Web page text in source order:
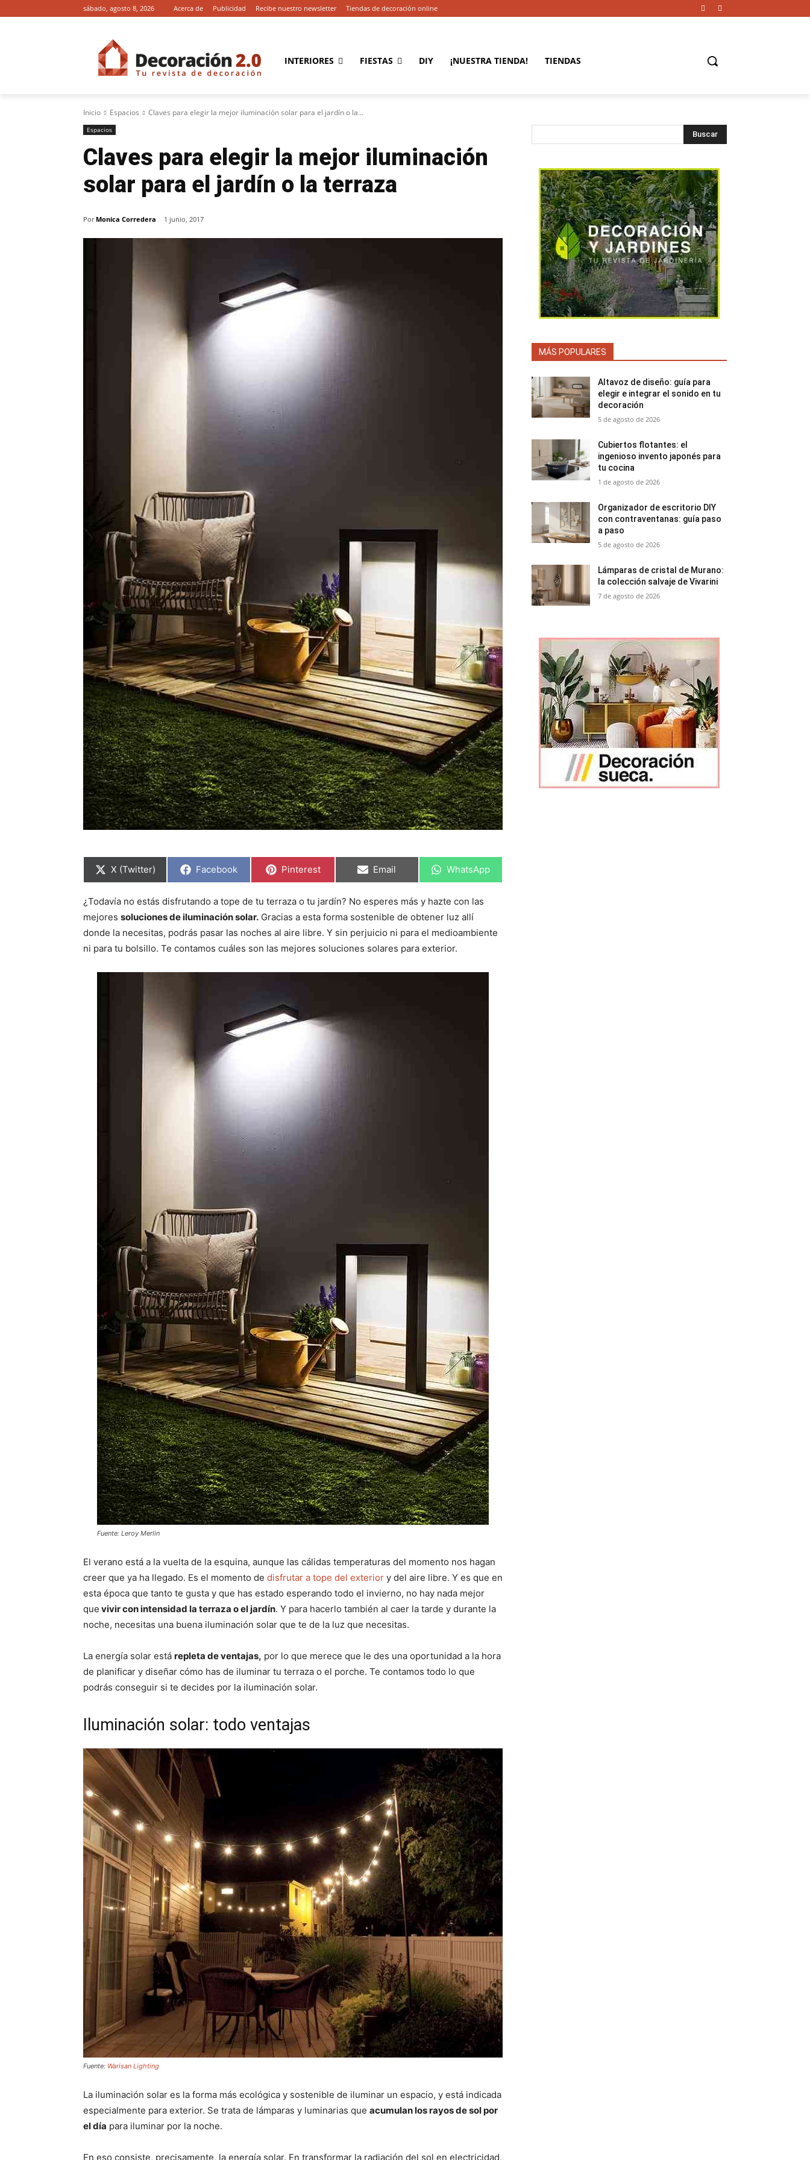
sábado, agosto 8, 2026 Acerca de Publicidad Recibe nuestro newsletter Tiendas de decoración online
INTERIORES FIESTAS DIY ¡NUESTRA TIENDA! TIENDAS
Inicio Espacios Claves para elegir la mejor iluminación solar para el jardín o la...
Espacios
Claves para elegir la mejor iluminación
solar para el jardín o la terraza
Por Monica Corredera 1 junio, 2017
C
p
a
r
t
e
X (Twitter) C
a
r
t
i
e
Facebook C
a
r
t
i
e
Pinterest C
a
r
t
i
e
Email C
a
r
t
i
e
WhatsApp
¿Todavía no estás disfrutando a tope de tu terraza o tu jardín? No esperes más y hazte con las
mejores soluciones de iluminación solar. Gracias a esta forma sostenible de obtener luz allí
donde la necesitas, podrás pasar las noches al aire libre. Y sin perjuicio ni para el medioambiente
ni para tu bolsillo. Te contamos cuáles son las mejores soluciones solares para exterior.
Fuente: Leroy Merlin
El verano está a la vuelta de la esquina, aunque las cálidas temperaturas del momento nos hagan
creer que ya ha llegado. Es el momento de disfrutar a tope del exterior y del aire libre. Y es que en
esta época que tanto te gusta y que has estado esperando todo el invierno, no hay nada mejor
que vivir con intensidad la terraza o el jardín. Y para hacerlo también al caer la tarde y durante la
noche, necesitas una buena iluminación solar que te de la luz que necesitas.
La energía solar está repleta de ventajas, por lo que merece que le des una oportunidad a la hora
de planificar y diseñar cómo has de iluminar tu terraza o el porche. Te contamos todo lo que
podrás conseguir si te decides por la iluminación solar.
Iluminación solar: todo ventajas
Fuente: Warisan Lighting
La iluminación solar es la forma más ecológica y sostenible de iluminar un espacio, y está indicada
especialmente para exterior. Se trata de lámparas y luminarias que acumulan los rayos de sol por
el día para iluminar por la noche.
En eso consiste, precisamente, la energía solar. En transformar la radiación del sol en electricidad,
Buscar
MÁS POPULARES
Altavoz de diseño: guía para
elegir e integrar el sonido en tu
decoración
5 de agosto de 2026
Cubiertos flotantes: el
ingenioso invento japonés para
tu cocina
1 de agosto de 2026
Organizador de escritorio DIY
con contraventanas: guía paso
a paso
5 de agosto de 2026
Lámparas de cristal de Murano:
la colección salvaje de Vivarini
7 de agosto de 2026